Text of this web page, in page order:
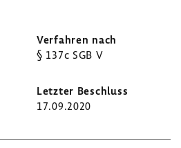
§ 137c SGB V
17.09.2020